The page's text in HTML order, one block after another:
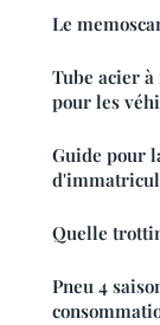
Le
Tube acier
pour les
Guide pour
Quelle
Pneu 4